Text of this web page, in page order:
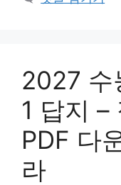
2027 수
1 답지 –
PDF 다
라